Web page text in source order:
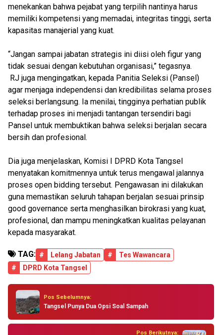
menekankan bahwa pejabat yang terpilih nantinya harus
memiliki kompetensi yang memadai, integritas tinggi, serta
kapasitas manajerial yang kuat.
“Jangan sampai jabatan strategis ini diisi oleh figur yang
tidak sesuai dengan kebutuhan organisasi,” tegasnya.
RJ juga mengingatkan, kepada Panitia Seleksi (Pansel)
agar menjaga independensi dan kredibilitas selama proses
seleksi berlangsung. Ia menilai, tingginya perhatian publik
terhadap proses ini menjadi tantangan tersendiri bagi
Pansel untuk membuktikan bahwa seleksi berjalan secara
bersih dan profesional.
Dia juga menjelaskan, Komisi I DPRD Kota Tangsel
menyatakan komitmennya untuk terus mengawal jalannya
proses open bidding tersebut. Pengawasan ini dilakukan
guna memastikan seluruh tahapan berjalan sesuai prinsip
good governance serta menghasilkan birokrasi yang kuat,
profesional, dan mampu meningkatkan kualitas pelayanan
kepada masyarakat.
TAG: # Lelang Jabatan #
Tes Wawancara
#
DPRD Kota Tangsel
Pos Sebelumnya:
Tangsel Punya Dua Opsi Soal Sampah
Pos Berikutnya: